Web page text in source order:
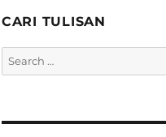
CARI TULISAN
Search
for: